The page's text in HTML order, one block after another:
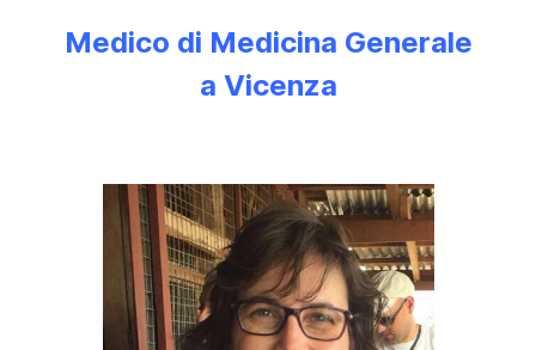
Medico di Medicina Generale
a Vicenza